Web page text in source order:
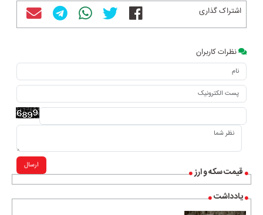
قیمت سکه و ارز
یادداشت
اشتراک گذاری
نظرات کاربران
ارسال